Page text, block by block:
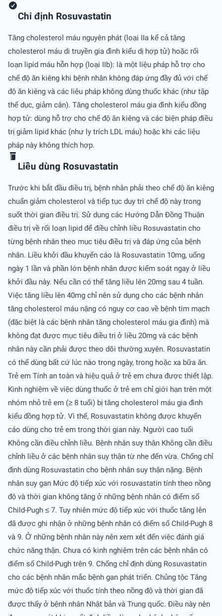
Chỉ định Rosuvastatin
Tăng cholesterol máu nguyên phát (loại IIa kể cả tăng
cholesterol máu di truyền gia đình kiểu dị hợp tử) hoặc rối
loạn lipid máu hỗn hợp (loại IIb): là một liệu pháp hỗ trợ cho
chế độ ăn kiêng khi bệnh nhân không đáp ứng đầy đủ với chế
độ ăn kiêng và các liệu pháp không dùng thuốc khác (như tập
thể dục, giảm cân). Tăng cholesterol máu gia đình kiểu đồng
hợp tử: dùng hỗ trợ cho chế độ ăn kiêng và các biện pháp điều
trị giảm lipid khác (như ly trích LDL máu) hoặc khi các liệu
pháp này không thích hợp.
Liều dùng Rosuvastatin
Trước khi bắt đầu điều trị, bệnh nhân phải theo chế độ ăn kiêng
chuẩn giảm cholesterol và tiếp tục duy trì chế độ này trong
suốt thời gian điều trị. Sử dụng các Hướng Dẫn Ðồng Thuận
điều trị về rối loạn lipid để điều chỉnh liều Rosuvastatin cho
từng bệnh nhân theo mục tiêu điều trị và đáp ứng của bệnh
nhân. Liều khởi đầu khuyến cáo là Rosuvastatin 10mg, uống
ngày 1 lần và phần lớn bệnh nhân được kiểm soát ngay ở liều
khởi đầu này. Nếu cần có thể tăng liều lên 20mg sau 4 tuần.
Việc tăng liều lên 40mg chỉ nên sử dụng cho các bệnh nhân
tăng cholesterol máu nặng có nguy cơ cao về bệnh tim mạch
(đặc biệt là các bệnh nhân tăng cholesterol máu gia đình) mà
không đạt được mục tiêu điều trị ở liều 20mg và các bệnh
nhân này cần phải được theo dõi thường xuyên. Rosuvastatin
có thể dùng bất cứ lúc nào trong ngày, trong hoặc xa bữa ăn.
Trẻ em Tính an toàn và hiệu quả ở trẻ em chưa được thiết lập.
Kinh nghiệm về việc dùng thuốc ở trẻ em chỉ giới hạn trên một
nhóm nhỏ trẻ em (≥ 8 tuổi) bị tăng cholesterol máu gia đình
kiểu đồng hợp tử. Vì thế, Rosuvastatin không được khuyến
cáo dùng cho trẻ em trong thời gian này. Người cao tuổi
Không cần điều chỉnh liều. Bệnh nhân suy thận Không cần điều
chỉnh liều ở các bệnh nhân suy thận từ nhẹ đến vừa. Chống chỉ
định dùng Rosuvastatin cho bệnh nhân suy thận nặng. Bệnh
nhân suy gan Mức độ tiếp xúc với rosuvastatin tính theo nồng
độ và thời gian không tăng ở những bệnh nhân có điểm số
Child-Pugh ≤ 7. Tuy nhiên mức độ tiếp xúc với thuốc tăng lên
đã được ghi nhận ở những bệnh nhân có điểm số Child-Pugh 8
và 9. Ở những bệnh nhân này nên xem xét đến việc đánh giá
chức năng thận. Chưa có kinh nghiệm trên các bệnh nhân có
điểm số Child-Pugh trên 9. Chống chỉ định dùng Rosuvastatin
cho các bệnh nhân mắc bệnh gan phát triển. Chủng tộc Tăng
mức độ tiếp xúc với thuốc tính theo nồng độ và thời gian đã
được thấy ở bệnh nhân Nhật bản và Trung quốc. Ðiều này nên